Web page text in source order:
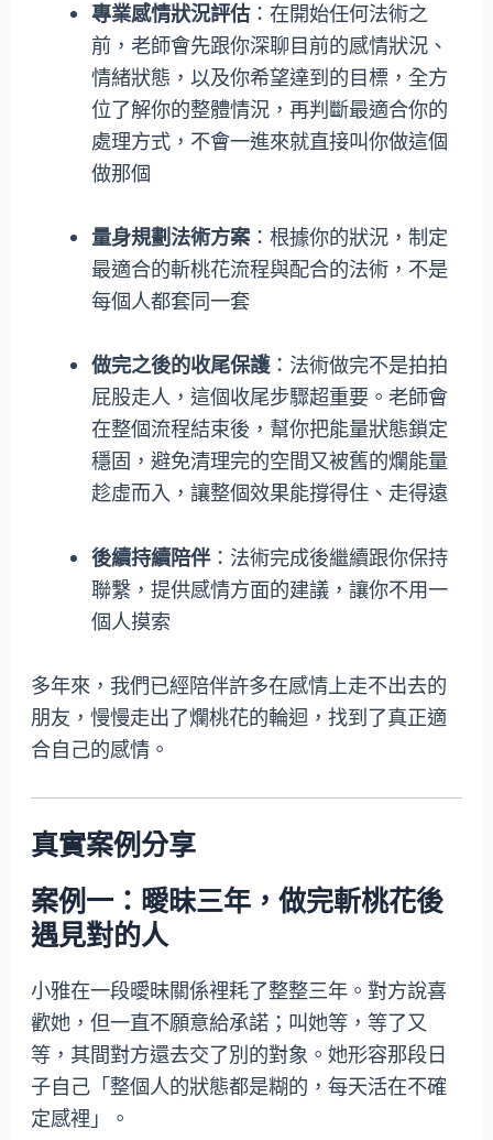
專業感情狀況評估：在開始任何法術之
前，老師會先跟你深聊目前的感情狀況、
情緒狀態，以及你希望達到的目標，全方
位了解你的整體情況，再判斷最適合你的
處理方式，不會一進來就直接叫你做這個
做那個
量身規劃法術方案：根據你的狀況，制定
最適合的斬桃花流程與配合的法術，不是
每個人都套同一套
做完之後的收尾保護：法術做完不是拍拍
屁股走人，這個收尾步驟超重要。老師會
在整個流程結束後，幫你把能量狀態鎖定
穩固，避免清理完的空間又被舊的爛能量
趁虛而入，讓整個效果能撐得住、走得遠
後續持續陪伴：法術完成後繼續跟你保持
聯繫，提供感情方面的建議，讓你不用一
個人摸索
多年來，我們已經陪伴許多在感情上走不出去的
朋友，慢慢走出了爛桃花的輪迴，找到了真正適
合自己的感情。
真實案例分享
案例一：曖昧三年，做完斬桃花後
遇見對的人
小雅在一段曖昧關係裡耗了整整三年。對方說喜
歡她，但一直不願意給承諾；叫她等，等了又
等，其間對方還去交了別的對象。她形容那段日
子自己「整個人的狀態都是糊的，每天活在不確
定感裡」。